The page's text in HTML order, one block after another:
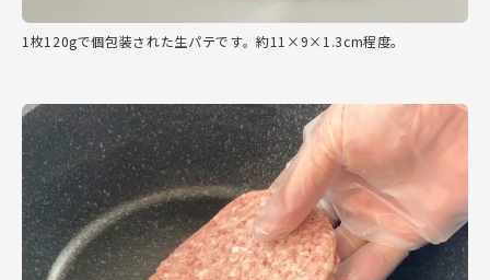
1枚120gで個包装された生パテです。約11×9×1.3cm程度。